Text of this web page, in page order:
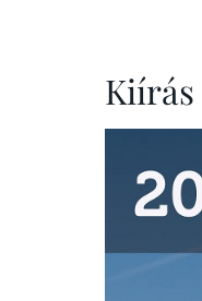
Kiírás